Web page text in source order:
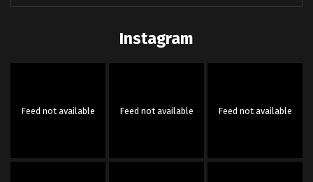
Instagram
Feed not available Feed not available Feed not available